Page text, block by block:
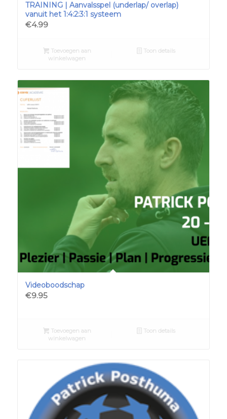
TRAINING | Aanvalsspel (underlap/ overlap)
vanuit het 1:4:2:3:1 systeem
€4.99
Toevoegen aan
winkelwagen
Toon details
Videoboodschap
€9.95
Toevoegen aan
winkelwagen
Toon details